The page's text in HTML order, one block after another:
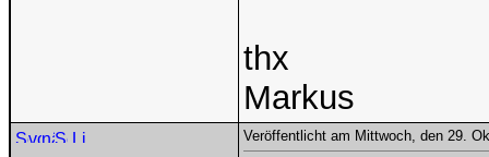
thx
Markus
Veröffentlicht am Mittwoch, den 29.